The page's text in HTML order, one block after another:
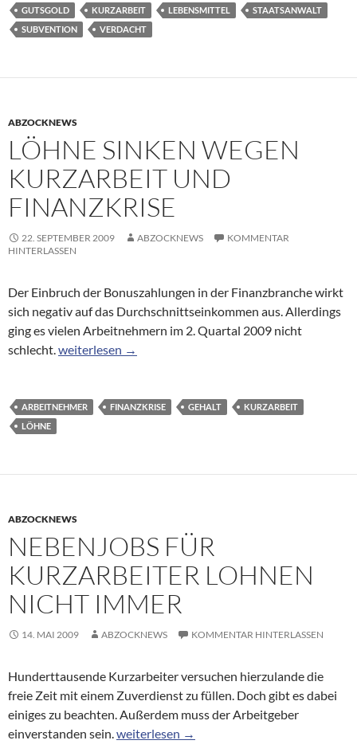
GUTSGOLD KURZARBEIT LEBENSMITTEL
STAATSANWALT
SUBVENTION
VERDACHT
ABZOCKNEWS
LÖHNE SINKEN WEGEN
KURZARBEIT UND
FINANZKRISE
22. SEPTEMBER 2009 ABZOCKNEWS
KOMMENTAR
HINTERLASSEN
Der Einbruch der Bonuszahlungen in der Finanzbranche wirkt
sich negativ auf das Durchschnittseinkommen aus. Allerdings
ging es vielen Arbeitnehmern im 2. Quartal 2009 nicht
schlecht.Löhne sinken wegen Kurzarbeit und Finanzkrise
weiterlesen →
ARBEITNEHMER FINANZKRISE GEHALT
KURZARBEIT
LÖHNE
ABZOCKNEWS
NEBENJOBS FÜR
KURZARBEITER LOHNEN
NICHT IMMER
14. MAI 2009 ABZOCKNEWS KOMMENTAR HINTERLASSEN
Hunderttausende Kurzarbeiter versuchen hierzulande die
freie Zeit mit einem Zuverdienst zu füllen. Doch gibt es dabei
einiges zu beachten. Außerdem muss der Arbeitgeber
einverstanden sein.Nebenjobs für Kurzarbeiter lohnen nicht
weiterlesen →